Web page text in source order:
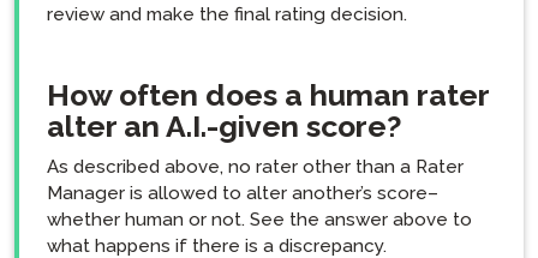
review and make the final rating decision.
How often does a human rater
alter an A.I.-given score?
As described above, no rater other than a Rater
Manager is allowed to alter another’s score–
whether human or not. See the answer above to
what happens if there is a discrepancy.